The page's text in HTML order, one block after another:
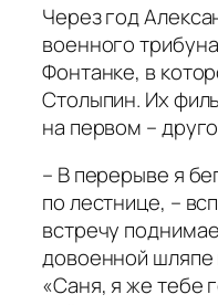
Через год
военного
Фонтанке, в
Столыпин. Их
на первом –
– В перерыве я
по лестнице, –
встречу
довоенной
«Саня, я же тебе